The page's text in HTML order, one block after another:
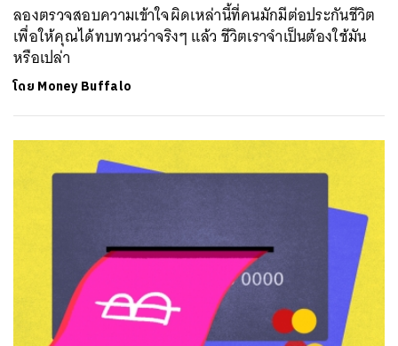
ลองตรวจสอบความเข้าใจผิดเหล่านี้ที่คนมักมีต่อประกันชีวิต
เพื่อให้คุณได้ทบทวนว่าจริงๆ แล้ว ชีวิตเราจำเป็นต้องใช้มัน
หรือเปล่า
โดย Money Buffalo